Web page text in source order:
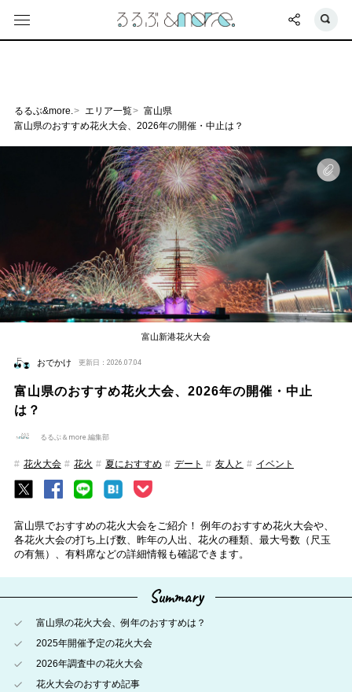
るるぶ&more. エリア一覧
富山県
富山県のおすすめ花火大会、2026年の開催・中止は？
富山新港花火大会
おでかけ 更新日：2026.07.04
富山県のおすすめ花火大会、2026年の開催・中止
は？
るるぶ＆more.編集部
花火大会 花火 夏におすすめ デート 友人と イベント
富山県でおすすめの花火大会をご紹介！ 例年のおすすめ花火大会や、
各花火大会の打ち上げ数、昨年の人出、花火の種類、最大号数（尺玉
の有無）、有料席などの詳細情報も確認できます。
Summary
富山県の花火大会、例年のおすすめは？
2025年開催予定の花火大会
2026年調査中の花火大会
花火大会のおすすめ記事